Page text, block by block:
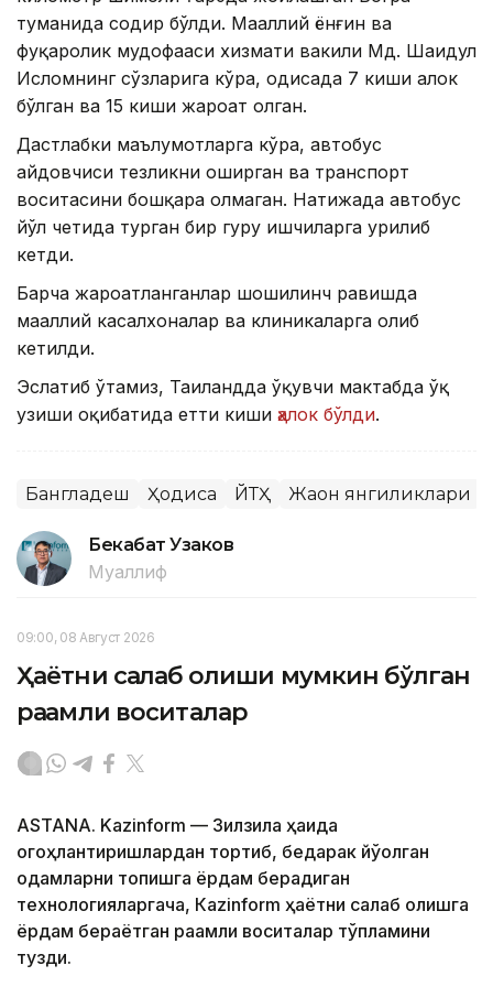
туманида содир бўлди. Маҳаллий ёнғин ва
фуқаролик мудофааси хизмати вакили Мд. Шаҳидул
Исломнинг сўзларига кўра, ҳодисада 7 киши ҳалок
бўлган ва 15 киши жароҳат олган.
Дастлабки маълумотларга кўра, автобус
ҳайдовчиси тезликни оширган ва транспорт
воситасини бошқара олмаган. Натижада автобус
йўл четида турган бир гуруҳ ишчиларга урилиб
кетди.
Барча жароҳатланганлар шошилинч равишда
маҳаллий касалхоналар ва клиникаларга олиб
кетилди.
Эслатиб ўтамиз, Таиландда ўқувчи мактабда ўқ
узиши оқибатида етти киши ҳалок бўлди.
Бангладеш Ҳодиса ЙТҲ Жаҳон янгиликлари
Бекабат Узаков
Муаллиф
09:00, 08 Август 2026
Ҳаётни сақлаб қолиши мумкин бўлган
рақамли воситалар
ASTANA. Kazinform — Зилзила ҳақида
огоҳлантиришлардан тортиб, бедарак йўқолган
одамларни топишга ёрдам берадиган
технологияларгача, Кazinform ҳаётни сақлаб қолишга
ёрдам бераётган рақамли воситалар тўпламини
тузди.